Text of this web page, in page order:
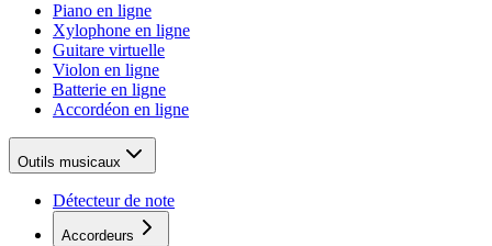
Piano en ligne
Xylophone en ligne
Guitare virtuelle
Violon en ligne
Batterie en ligne
Accordéon en ligne
Outils musicaux
Détecteur de note
Accordeurs